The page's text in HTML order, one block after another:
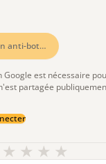
anti-bot…
Google est nécessaire
partagée
★
★
★
★